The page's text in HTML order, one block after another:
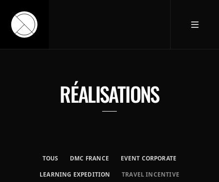
RÉALISATIONS
TOUS DMC FRANCE EVENT CORPORATE
LEARNING EXPEDITION TRAVEL INCENTIVE